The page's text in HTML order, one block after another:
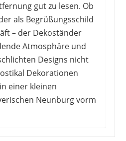
gut zu lesen. Ob
als Begrüßungsschild
– der Dekoständer
Atmosphäre und
Designs nicht
Dekorationen
einer kleinen
Neunburg vorm
ist eher etwas für